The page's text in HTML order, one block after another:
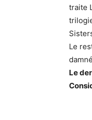
traite
Le
Le